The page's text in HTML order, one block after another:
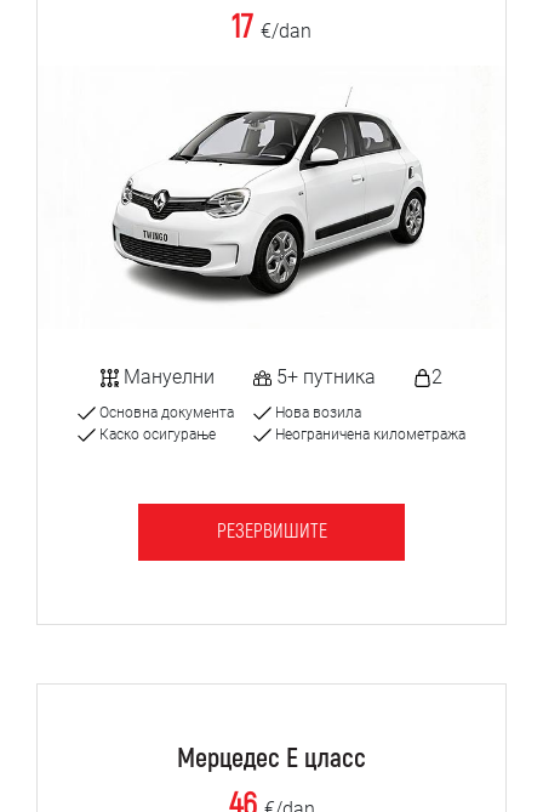
17 €/dan
Мануелни 5+ путника 2
Основна документа
Каско осигурање
Нова возила
Неограничена километража
РЕЗЕРВИШИТЕ
Мерцедес Е цласс